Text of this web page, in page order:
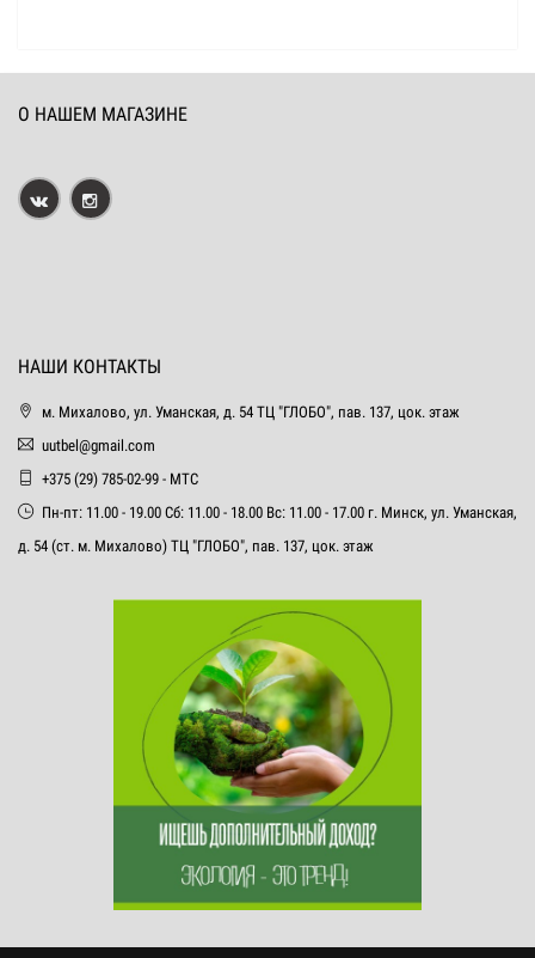
О НАШЕМ МАГАЗИНЕ
НАШИ КОНТАКТЫ
м. Михалово, ул. Уманская, д. 54 ТЦ "ГЛОБО", пав. 137, цок. этаж
uutbel@gmail.com
+375 (29) 785-02-99 - МТС
Пн-пт: 11.00 - 19.00 Сб: 11.00 - 18.00 Вс: 11.00 - 17.00 г. Минск, ул. Уманская,
д. 54 (ст. м. Михалово) ТЦ "ГЛОБО", пав. 137, цок. этаж